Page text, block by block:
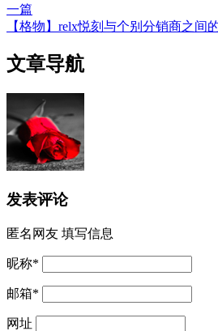
一篇
【格物】relx悦刻与个别分销商之间
文章导航
发表评论
匿名网友 填写信息
昵称*
邮箱*
网址